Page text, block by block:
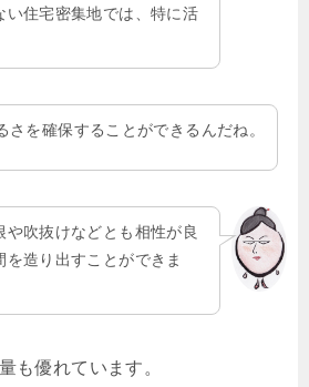
い住宅密集地では、特に活
さを確保することができるんだね。
や吹抜けなどとも相性が良
を造り出すことができま
も優れています。